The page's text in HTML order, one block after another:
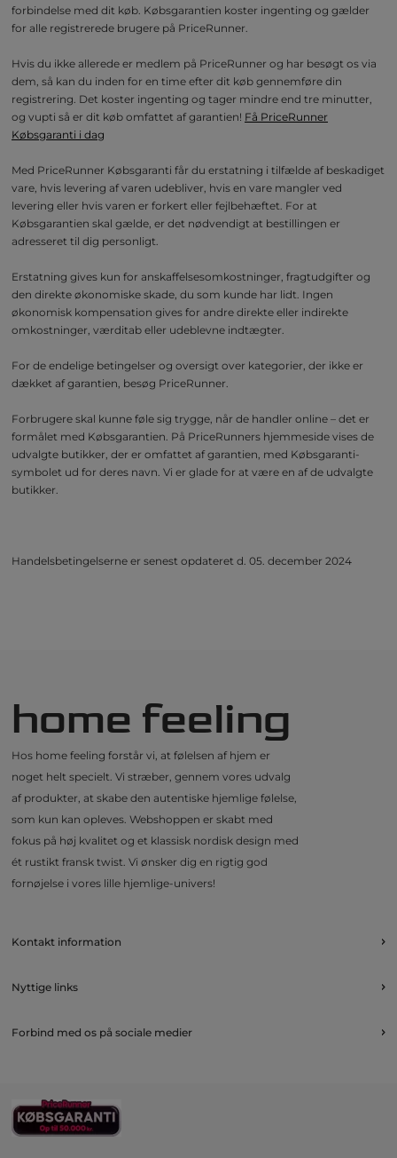
forbindelse med dit køb. Købsgarantien koster ingenting og gælder
for alle registrerede brugere på PriceRunner.
Hvis du ikke allerede er medlem på PriceRunner og har besøgt os via
dem, så kan du inden for en time efter dit køb gennemføre din
registrering. Det koster ingenting og tager mindre end tre minutter,
og vupti så er dit køb omfattet af garantien! Få PriceRunner
Købsgaranti i dag
Med PriceRunner Købsgaranti får du erstatning i tilfælde af beskadiget
vare, hvis levering af varen udebliver, hvis en vare mangler ved
levering eller hvis varen er forkert eller fejlbehæftet. For at
Købsgarantien skal gælde, er det nødvendigt at bestillingen er
adresseret til dig personligt.
Erstatning gives kun for anskaffelsesomkostninger, fragtudgifter og
den direkte økonomiske skade, du som kunde har lidt. Ingen
økonomisk kompensation gives for andre direkte eller indirekte
omkostninger, værditab eller udeblevne indtægter.
For de endelige betingelser og oversigt over kategorier, der ikke er
dækket af garantien, besøg PriceRunner.
Forbrugere skal kunne føle sig trygge, når de handler online – det er
formålet med Købsgarantien. På PriceRunners hjemmeside vises de
udvalgte butikker, der er omfattet af garantien, med Købsgaranti-
symbolet ud for deres navn. Vi er glade for at være en af de udvalgte
butikker.
Handelsbetingelserne er senest opdateret d. 05. december 2024
home feeling
Hos home feeling forstår vi, at følelsen af hjem er
noget helt specielt. Vi stræber, gennem vores udvalg
af produkter, at skabe den autentiske hjemlige følelse,
som kun kan opleves. Webshoppen er skabt med
fokus på høj kvalitet og et klassisk nordisk design med
ét rustikt fransk twist. Vi ønsker dig en rigtig god
fornøjelse i vores lille hjemlige-univers!
Kontakt information
Nyttige links
Forbind med os på sociale medier